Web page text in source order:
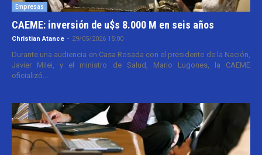
Empresas
CAEME: inversión de u$s 8.000 M en seis años
Christian Atance - 29/05/2026 15:00
Durante una audiencia en Casa Rosada con el presidente de la Nación,
Javier Milei, y el ministro de Salud, Mario Lugones, la CAEME
oficializó...